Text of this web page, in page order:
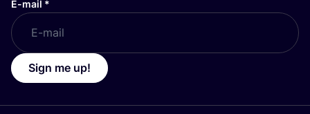
E-mail *
Sign me up!